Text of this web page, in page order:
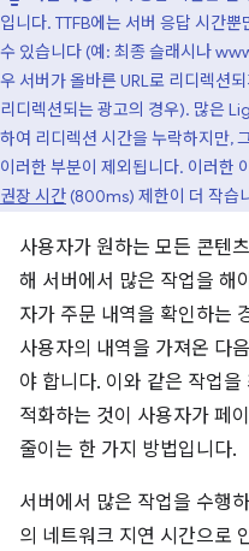
입니다. TTFB에는 서버 응답 시간
수 있습니다 (예: 최종 슬래시나
우 서버가 올바른 URL로 리디렉션
리디렉션되는 광고의 경우). 많은
하여 리디렉션 시간을 누락하지만,
이러한 부분이 제외됩니다. 이러한
권장 시간(800ms) 제한이 더 작습
사용자가 원하는 모든 콘텐
해 서버에서 많은 작업을 해
자가 주문 내역을 확인하는
사용자의 내역을 가져온 다
야 합니다. 이와 같은 작업
적화하는 것이 사용자가 페
줄이는 한 가지 방법입니다.
서버에서 많은 작업을 수행
의 네트워크 지연 시간으로